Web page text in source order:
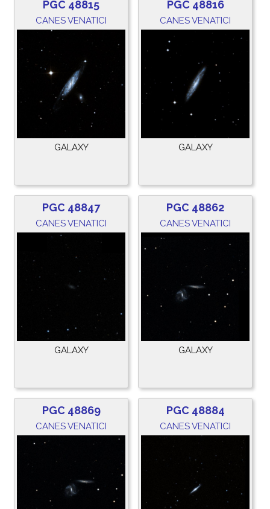
PGC 48815
CANES VENATICI
GALAXY
PGC 48816
CANES VENATICI
GALAXY
PGC 48847
CANES VENATICI
GALAXY
PGC 48862
CANES VENATICI
GALAXY
PGC 48869
CANES VENATICI
PGC 48884
CANES VENATICI